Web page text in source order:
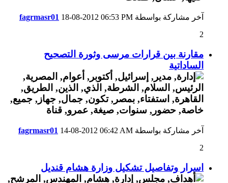
آخر مشاركة بواسطة fagrmasr01 18-08-2012 06:53 PM
2
مقارنة بين قرارات مرسى وثورة التصحيح
الساداتية
آخر مشاركة بواسطة fagrmasr01 14-08-2012 06:42 AM
2
اسرار وتفاصيل تشكيل وزارة هشام قنديل